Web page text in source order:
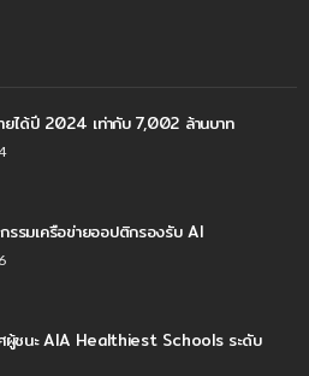
ายได้ปี 2024 เท่ากับ 7,002 ล้านบาท
รรมเครือข่ายออปติกรองรับ AI
ศผู้ชนะ AIA Healthiest Schools ระดับ